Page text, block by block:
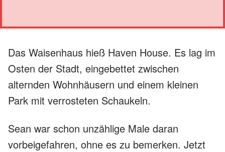
Das Waisenhaus hieß Haven House. Es lag im
Osten der Stadt, eingebettet zwischen
alternden Wohnhäusern und einem kleinen
Park mit verrosteten Schaukeln.
Sean war schon unzählige Male daran
vorbeigefahren, ohne es zu bemerken. Jetzt